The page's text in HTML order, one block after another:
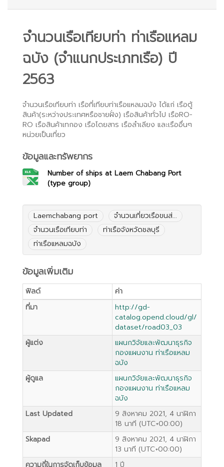
จำนวนเรือเทียบท่า ท่าเรือแหลม
ฉบัง (จำแนกประเภทเรือ) ปี
2563
จำนวนเรือเทียบท่า เรือที่เทียบท่าเรือแหลมฉบัง ได้แก่ เรือตู้
สินค้า(ระหว่างประเทศหรือชายฝั่ง) เรือสินค้าทั่วไป เรือRO-
RO เรือสินค้าเทกอง เรือโดยสาร เรือลำเลียง และเรืออื่นๆ
หน่วยเป็นเที่ยว
ข้อมูลและทรัพยากร
Number of ships at Laem Chabang Port
(type group)
Laemchabang port
จำนวนเที่ยวเรือขนส่...
จำนวนเรือเทียบท่า
ท่าเรือจังหวัดชลบุรี
ท่าเรือแหลมฉบัง
ข้อมูลเพิ่มเติม
ฟิลด์
ค่า
ที่มา
http://gd-
catalog.opend.cloud/gl/
dataset/road03_03
ผู้แต่ง
แผนกวิจัยและพัฒนาธุรกิจ
กองแผนงาน ท่าเรือแหลม
ฉบัง
ผู้ดูแล
แผนกวิจัยและพัฒนาธุรกิจ
กองแผนงาน ท่าเรือแหลม
ฉบัง
Last Updated
9 สิงหาคม 2021, 4 นาฬิกา
18 นาที (UTC+00:00)
Skapad
9 สิงหาคม 2021, 4 นาฬิกา
13 นาที (UTC+00:00)
ความถี่ในการจัดเก็บข้อมูล
1 ปี